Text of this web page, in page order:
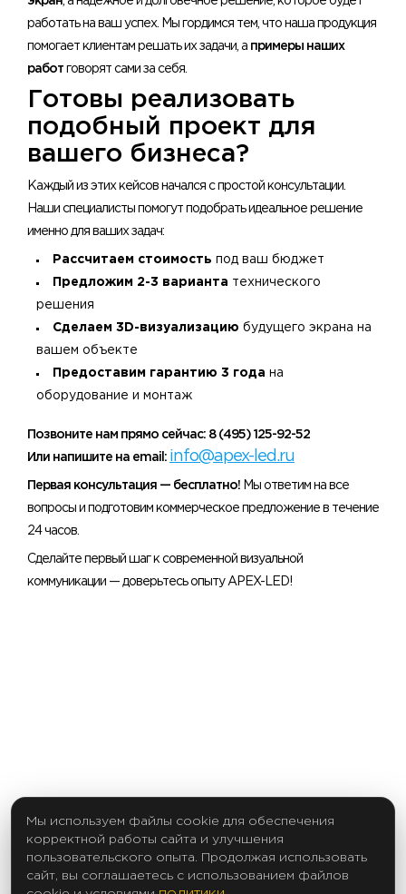
работать на ваш успех. Мы гордимся тем, что наша продукция
помогает клиентам решать их задачи, а примеры наших
работ говорят сами за себя.
Готовы реализовать
подобный проект для
вашего бизнеса?
Каждый из этих кейсов начался с простой консультации.
Наши специалисты помогут подобрать идеальное решение
именно для ваших задач:
Рассчитаем стоимость под ваш бюджет
Предложим 2-3 варианта технического
решения
Сделаем 3D-визуализацию будущего экрана на
вашем объекте
Предоставим гарантию 3 года на
оборудование и монтаж
Позвоните нам прямо сейчас: 8 (495) 125-92-52
Или напишите на email: info@apex-led.ru
Первая консультация — бесплатно! Мы ответим на все
вопросы и подготовим коммерческое предложение в течение
24 часов.
Сделайте первый шаг к современной визуальной
коммуникации — доверьтесь опыту APEX-LED!
Мы используем файлы cookie для обеспечения
корректной работы сайта и улучшения
пользовательского опыта. Продолжая использовать
сайт, вы соглашаетесь с использованием файлов